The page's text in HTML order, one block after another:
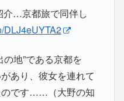
介…京都旅で同伴し
DLJ4eUYTA2
地”である京都を
あり、彼女を連れて
のです……（大野の知